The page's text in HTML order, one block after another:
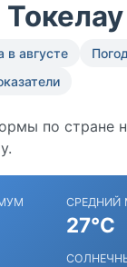
в августе
по стране
СРЕДНИЙ
27°C